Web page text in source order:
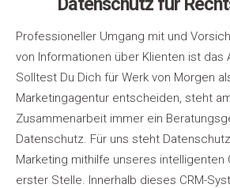
Professioneller Umgang mit und
von Informationen über Klienten ist das
Solltest Du Dich für Werk von Morgen
Marketingagentur entscheiden, steht
Zusammenarbeit immer ein
Datenschutz. Für uns steht
Marketing mithilfe unseres intelligenten
erster Stelle. Innerhalb dieses CRM-